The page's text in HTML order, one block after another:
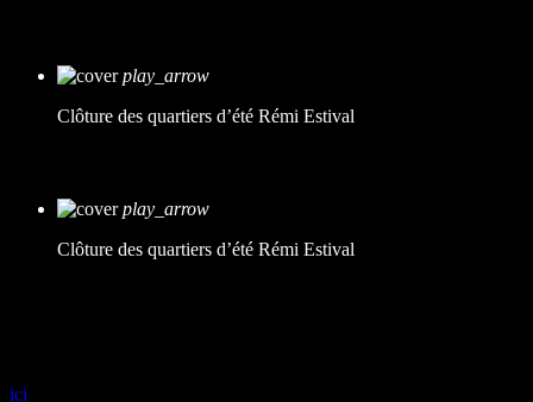
play_arrow
Clôture des quartiers d’été Rémi Estival
play_arrow
Clôture des quartiers d’été Rémi Estival
ici